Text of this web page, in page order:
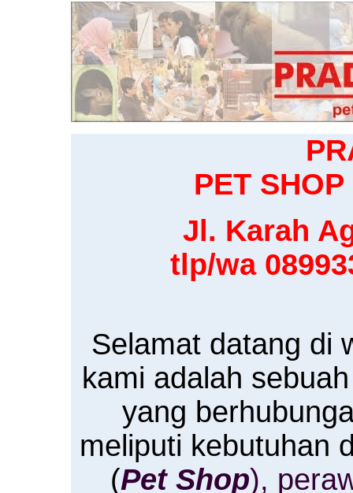
PET
Jl. Karah
tlp/wa
Selamat datang di
kami adalah
yang
meliputi kebutuhan
(Pet Shop),